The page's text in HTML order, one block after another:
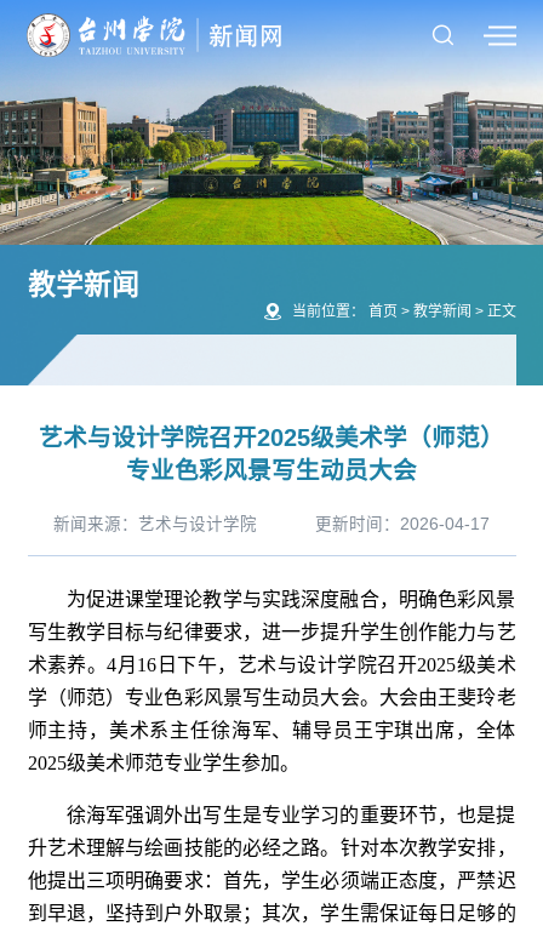
教学新闻
当前位置： 首页> 教学新闻 > 正文
艺术与设计学院召开2025级美术学（师范）
专业色彩风景写生动员大会
新闻来源：艺术与设计学院 更新时间：2026-04-17
为促进课堂理论教学与实践深度融合，明确色彩风景
写生教学目标与纪律要求，进一步提升学生创作能力与艺
术素养。4月16日下午，艺术与设计学院召开2025级美术
学（师范）专业色彩风景写生动员大会。大会由王斐玲老
师主持，美术系主任徐海军、辅导员王宇琪出席，全体
2025级美术师范专业学生参加。
徐海军强调外出写生是专业学习的重要环节，也是提
升艺术理解与绘画技能的必经之路。针对本次教学安排，
他提出三项明确要求：首先，学生必须端正态度，严禁迟
到早退，坚持到户外取景；其次，学生需保证每日足够的